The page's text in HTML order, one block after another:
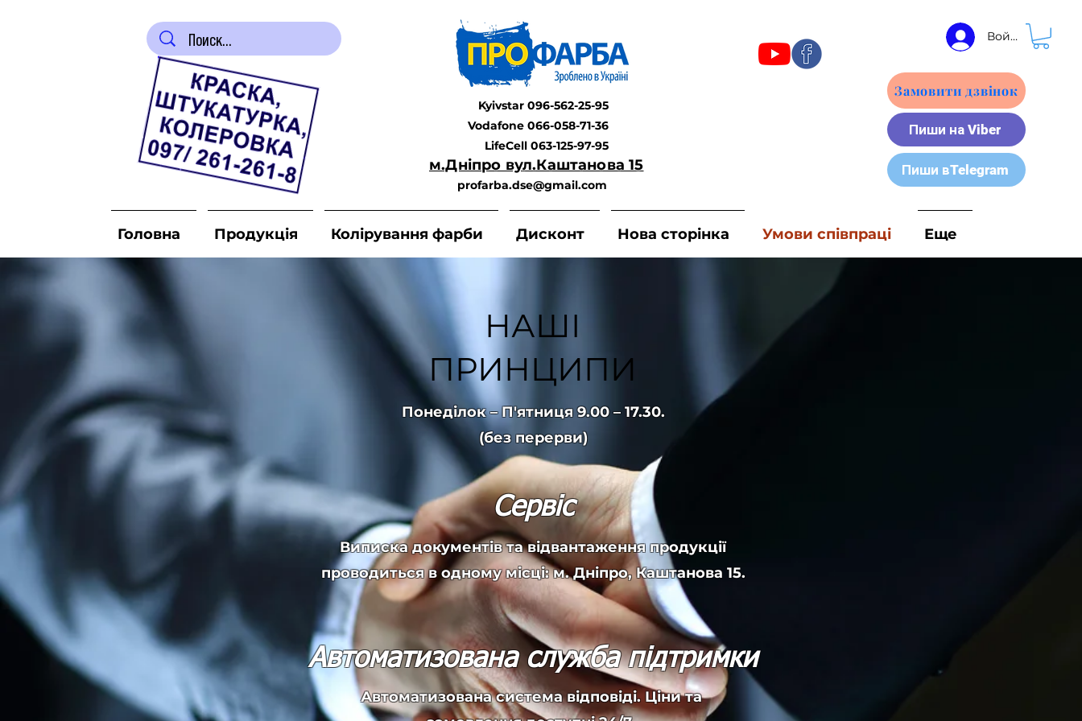
Пиши вTelegram
Пиши на Viber
Замовити дзвінок
Kyivstar 096-562-25-95
Vodafone 066-058-71-36
LifeCell 063-125-97-95
м.Дніпро вул.Каштанова 15
profarba.dse@gmail.com
Головна Продукція Колірування фарби Дисконт Нова сторінка Умови співпраці Еще
Войти
НАШІ
ПРИНЦИПИ
Понеділок – П'ятниця 9.00 – 17.30.
(без перерви)
Сервіс
Виписка документів та відвантаження продукції
проводиться в одному місці: м. Дніпро, Каштанова 15.
Автоматизована служба підтримки
Автоматизована система відповіді. Ціни та